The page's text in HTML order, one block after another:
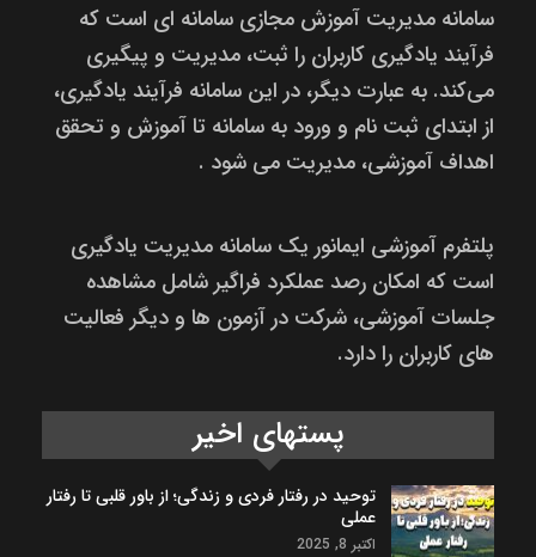
سامانه مدیریت آموزش مجازی سامانه ای است که
فرآیند یادگیری کاربران را ثبت، مدیریت و پیگیری
می‌کند. به عبارت دیگر، در این سامانه فرآیند یادگیری،
از ابتدای ثبت نام و ورود به سامانه تا آموزش و تحقق
اهداف آموزشی، مدیریت می شود .
پلتفرم آموزشی ایمانور یک سامانه مدیریت یادگیری
است که امکان رصد عملکرد فراگیر شامل مشاهده
جلسات آموزشی، شرکت در آزمون ها و دیگر فعالیت
های کاربران را دارد.
پستهای اخیر
توحید در رفتار فردی و زندگی؛ از باور قلبی تا رفتار
عملی
اکتبر 8, 2025